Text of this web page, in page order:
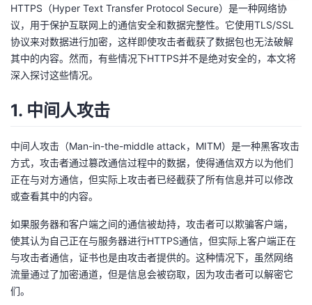
主
页
的
开
发
者
我
的
客
我
论的我
我
的
开
发
者
学
堂
我
我
的
Programs
我
的
支
持
的
技
我
的
HTTPS（Hyper Text Transfer Protocol Secure）是一种网络协
议，用于保护互联网上的通信安全和数据完整性。它使用TLS/SSL
协议来对数据进行加密，这样即使攻击者截获了数据包也无法破解
其中的内容。然而，有些情况下HTTPS并不是绝对安全的，本文将
深入探讨这些情况。
1. 中间人攻击
中间人攻击（Man-in-the-middle attack，MITM）是一种黑客攻击
方式，攻击者通过篡改通信过程中的数据，使得通信双方以为他们
正在与对方通信，但实际上攻击者已经截获了所有信息并可以修改
或查看其中的内容。
如果服务器和客户端之间的通信被劫持，攻击者可以欺骗客户端，
使其认为自己正在与服务器进行HTTPS通信，但实际上客户端正在
与攻击者通信，证书也是由攻击者提供的。这种情况下，虽然网络
流量通过了加密通道，但是信息会被窃取，因为攻击者可以解密它
们。